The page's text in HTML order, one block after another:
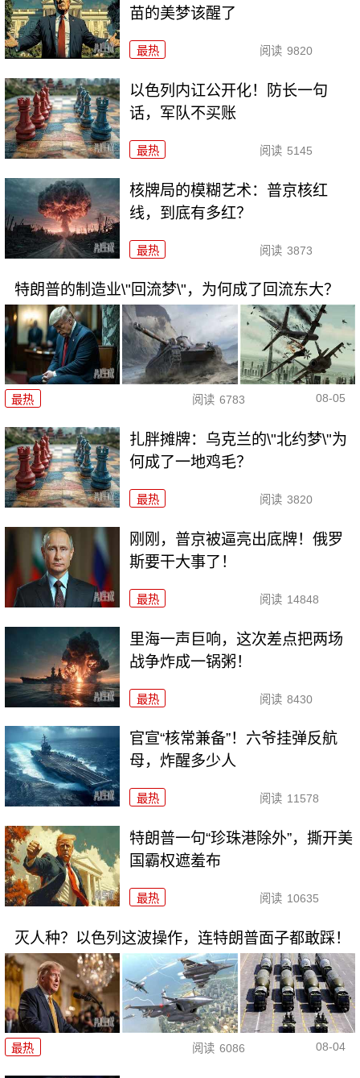
苗的美梦该醒了
最热 阅读 9820
以色列内讧公开化！防长一句
话，军队不买账
最热 阅读 5145
核牌局的模糊艺术：普京核红
线，到底有多红？
最热 阅读 3873
特朗普的制造业\"回流梦\"，为何成了回流东大？
最热 阅读 6783 08-05
扎胖摊牌：乌克兰的\"北约梦\"为
何成了一地鸡毛？
最热 阅读 3820
刚刚，普京被逼亮出底牌！俄罗
斯要干大事了！
最热 阅读 14848
里海一声巨响，这次差点把两场
战争炸成一锅粥！
最热 阅读 8430
官宣“核常兼备”！六爷挂弹反航
母，炸醒多少人
最热 阅读 11578
特朗普一句“珍珠港除外”，撕开美
国霸权遮羞布
最热 阅读 10635
灭人种？以色列这波操作，连特朗普面子都敢踩！
最热 阅读 6086 08-04